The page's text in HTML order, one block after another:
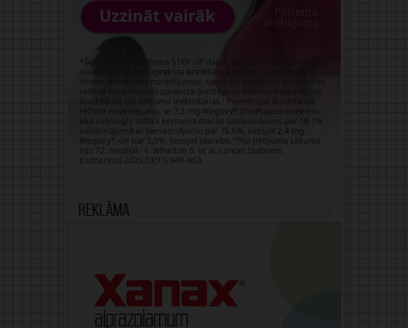
Reklāma